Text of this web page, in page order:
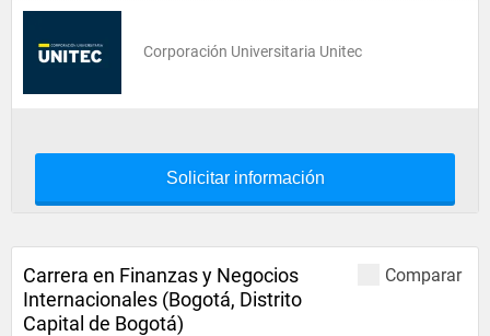
Corporación Universitaria Unitec
Solicitar información
Comparar
Carrera en Finanzas y Negocios
Internacionales (Bogotá, Distrito
Capital de Bogotá)